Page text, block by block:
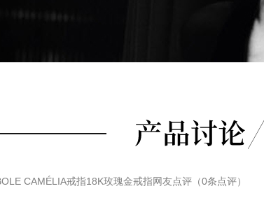
CAMÉLIA戒指18K玫瑰金戒指网友点评（0条点评）